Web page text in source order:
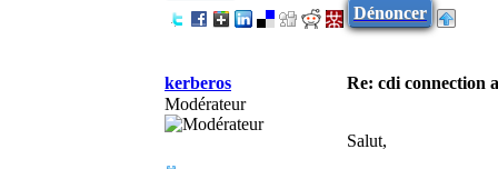
Dénoncer
kerberos
Re: cdi connection
Modérateur
Salut,